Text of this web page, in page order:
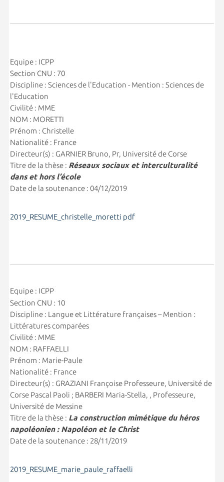
Equipe : ICPP
Section CNU : 70
Discipline : Sciences de l'Education - Mention : Sciences de
l'Education
Civilité : MME
NOM : MORETTI
Prénom : Christelle
Nationalité : France
Directeur(s) : GARNIER Bruno, Pr, Université de Corse
Titre de la thèse : Réseaux sociaux et interculturalité
dans et hors l’école
Date de la soutenance : 04/12/2019
2019_RESUME_christelle_moretti pdf
Equipe : ICPP
Section CNU : 10
Discipline : Langue et Littérature françaises – Mention :
Littératures comparées
Civilité : MME
NOM : RAFFAELLI
Prénom : Marie-Paule
Nationalité : France
Directeur(s) : GRAZIANI Françoise Professeure, Université de
Corse Pascal Paoli ; BARBERI Maria-Stella, , Professeure,
Université de Messine
Titre de la thèse : La construction mimétique du héros
napoléonien : Napoléon et le Christ
Date de la soutenance : 28/11/2019
2019_RESUME_marie_paule_raffaelli